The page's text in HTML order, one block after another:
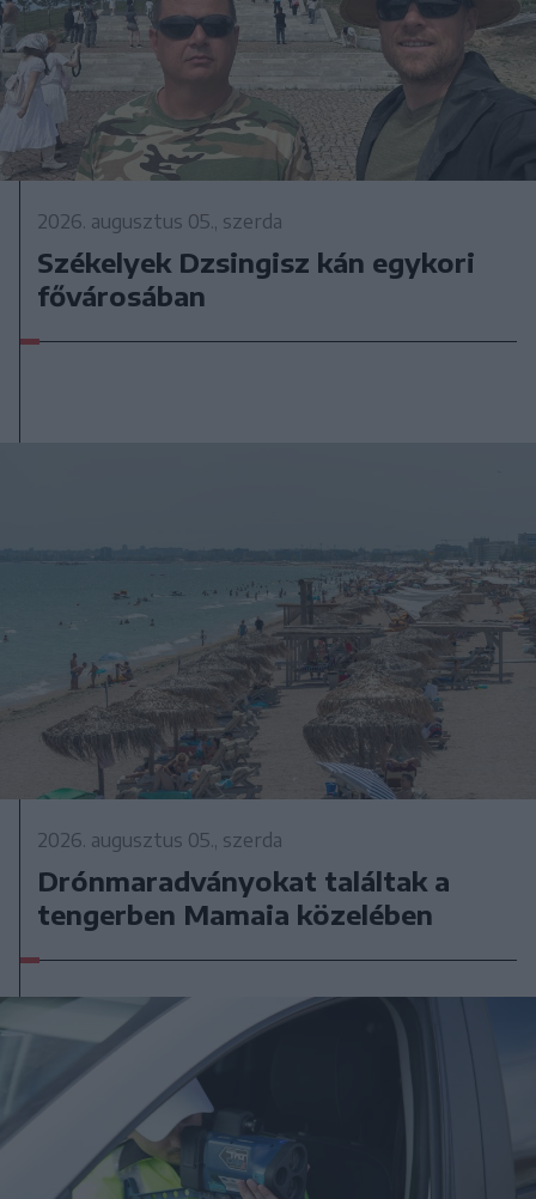
2026. augusztus 05., szerda
Székelyek Dzsingisz kán egykori
fővárosában
2026. augusztus 05., szerda
Drónmaradványokat találtak a
tengerben Mamaia közelében